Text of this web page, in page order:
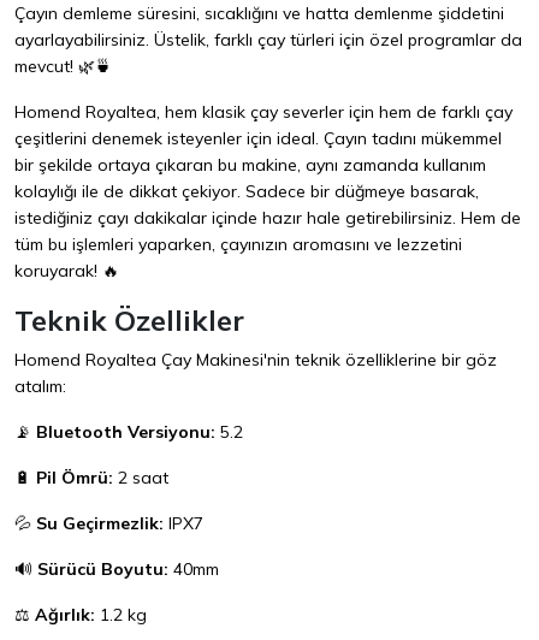
Çayın demleme süresini, sıcaklığını ve hatta demlenme şiddetini
ayarlayabilirsiniz. Üstelik, farklı çay türleri için özel programlar da
mevcut! 🌿🍵
Homend Royaltea, hem klasik çay severler için hem de farklı çay
çeşitlerini denemek isteyenler için ideal. Çayın tadını mükemmel
bir şekilde ortaya çıkaran bu makine, aynı zamanda kullanım
kolaylığı ile de dikkat çekiyor. Sadece bir düğmeye basarak,
istediğiniz çayı dakikalar içinde hazır hale getirebilirsiniz. Hem de
tüm bu işlemleri yaparken, çayınızın aromasını ve lezzetini
koruyarak! 🔥
Teknik Özellikler
Homend Royaltea Çay Makinesi'nin teknik özelliklerine bir göz
atalım:
📡 Bluetooth Versiyonu: 5.2
🔋 Pil Ömrü: 2 saat
💦 Su Geçirmezlik: IPX7
🔊 Sürücü Boyutu: 40mm
⚖️ Ağırlık: 1.2 kg